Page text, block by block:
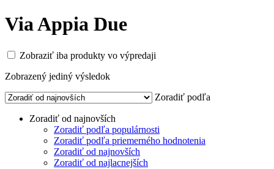
Via Appia Due
Zobraziť iba produkty vo výpredaji
Zobrazený jediný výsledok
Zoradiť podľa
Zoradiť od najnovších
Zoradiť podľa populárnosti
Zoradiť podľa priemerného hodnotenia
Zoradiť od najnovších
Zoradiť od najlacnejších